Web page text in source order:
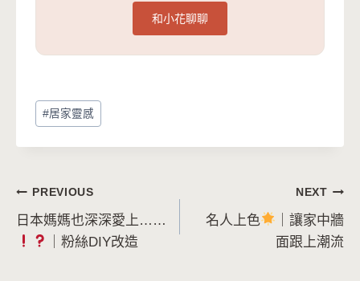
和小花聊聊
Post
Tags:
#居家靈感
文
章
PREVIOUS
日本媽媽也深深愛上……
｜粉絲DIY改造
NEXT
名人上色
｜讓家中牆
面跟上潮流